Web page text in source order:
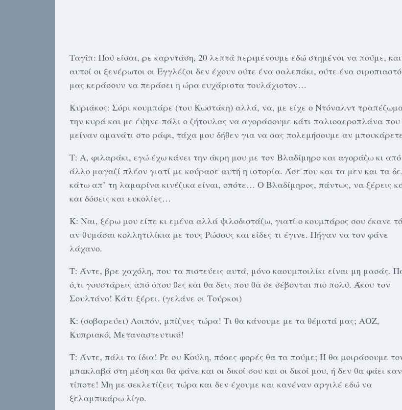
Ταγίπ: Πού είσαι, ρε καρντάση, 20 λεπτά περιμένουμε εδώ στημένοι να πούμε, και
αυτοί οι ξενέρωτοι οι Εγγλέζοι δεν έχουν ούτε ένα σαλεπάκι, ούτε ένα
μας κεράσουν να περάσει η ώρα ευχάριστα τουλάχιστον…
Κυριάκος: Σόρι κουμπάρε (του Κωστάκη) αλλά, να, με είχε ο Ντόναλντ
την κυρά και με έψηνε πάλι ο ζήτουλας να αγοράσουμε κάτι παλιοαεροπλάνα που
μείναν αμανάτι στο ράφι, τάχα μου δήθεν για να σας πολεμήσουμε αν
Τ: Α, φιλαράκι, εγώ έχω κάνει την άκρη μου με τον Βλαδίμηρο και αγοράζω κι από
άλλο μαγαζί πλέον γιατί με κούρασε αυτή η ιστορία. Άσε που και τα μεν και τα
κάτω απ’ τη λαμαρίνα κινέζικα είναι, οπότε… Ο Βλαδίμηρος, πάντως, να ξέρεις
και δόσεις και ευκολίες…
Κ: Ναι, ξέρω μου είπε κι εμένα αλλά ψιλοδιστάζω, γιατί ο κουμπάρος σου έκανε
αν θυμάσαι κολλητιλίκια με τους Ρώσους και είδες τι έγινε. Πήγαν να τον φάνε
λάχανο.
Τ: Άντε, βρε χαχόλη, που τα πιστεύεις αυτά, μόνο καουμποιλίκι είναι μη μασάς.
ό,τι γουστάρεις από όπου θες και θα δεις που θα σε σέβονται πιο πολύ. Άκου τον
Σουλτάνο! Κάτι ξέρει. (γελάνε οι Τούρκοι)
Κ: (σοβαρεύει) Λοιπόν, μπίζνες τώρα! Τι θα κάνουμε με τα θέματά μας; ΑΟΖ,
Κυπριακό, Μεταναστευτικό!
Τ: Άντε, πάλι τα ίδια! Ρε συ Κούλη, πόσες φορές θα τα πούμε; Ή θα μοιράσουμε
μπακλαβά στη μέση και θα φάνε και οι δικοί σου και οι δικοί μου, ή δεν θα φάει
τίποτε! Μη με σεκλετίζεις τώρα και δεν έχουμε και κανέναν αργιλέ εδώ να
ξελαμπικάρω λίγο.